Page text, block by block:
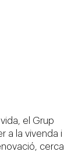
el Grup
a la vivenda i
cerca